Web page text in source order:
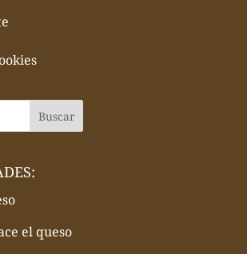
el queso